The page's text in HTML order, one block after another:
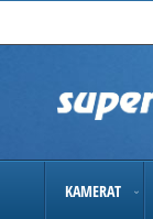
to
KAMERAT